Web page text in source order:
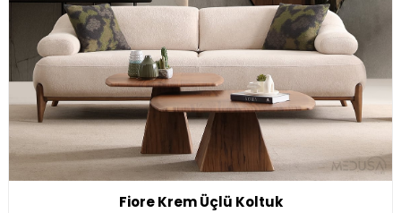
Fiore Krem Üçlü Koltuk